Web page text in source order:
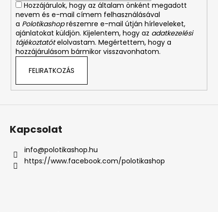
Hozzájárulok, hogy az általam önként megadott
nevem és e-mail címem felhasználásával
a Polotikashoprészemre e-mail útján hírleveleket,
ajánlatokat küldjön. Kijelentem, hogy az adatkezelési
tájékoztatót elolvastam. Megértettem, hogy a
hozzájárulásom bármikor visszavonhatom.
FELIRATKOZÁS
Kapcsolat
info@polotikashop.hu
https://www.facebook.com/polotikashop